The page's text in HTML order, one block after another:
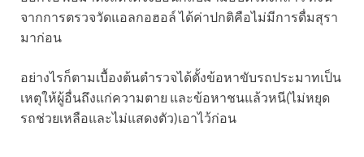
จากการตรวจวัดแอลกอฮอล์ ได้ค่าปกติคือไม่มีการดื่มสุรา
มาก่อน
อย่างไรก็ตามเบื้องต้นตำรวจได้ตั้งข้อหาขับรถประมาทเป็น
เหตุให้ผู้อื่นถึงแก่ความตาย และข้อหาชนแล้วหนี(ไม่หยุด
รถช่วยเหลือและไม่แสดงตัว)เอาไว้ก่อน